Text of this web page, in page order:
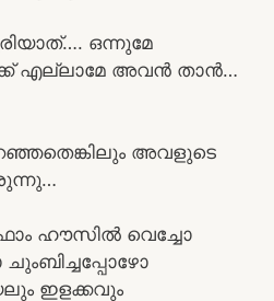
ഒന്നുമേ
എല്ലാമേ അവൻ താൻ…
അവളുടെ
ഹൗസിൽ വെച്ചോ
ഇളക്കവും